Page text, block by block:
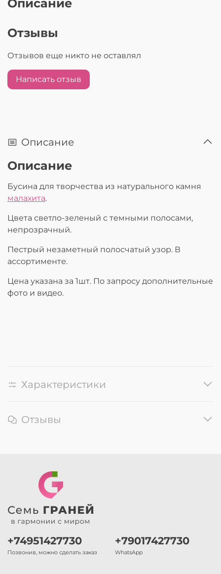
Описание
Отзывы
Отзывов еще никто не оставлял
Написать отзыв
Описание
Описание
Бусина для творчества из натурального камня
малахита.
Цвета светло-зеленый с темными полосами,
непрозрачный.
Пестрый незаметный полосчатый узор. В
ассортименте.
Цена указана за 1шт. По запросу дополнительные
фото и видео.
Характеристики
Отзывы
+74951427730
Позвонив, можно сделать заказ
+79017427730
WhatsApp